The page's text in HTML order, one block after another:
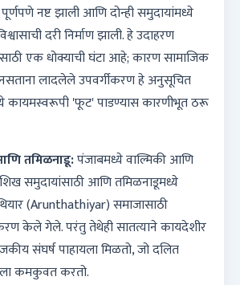
नष्ट झाली आणि दोन्ही समुदायांमध्ये
दरी निर्माण झाली. हे उदाहरण
एक धोक्याची घंटा आहे; कारण सामाजिक
लादलेले उपवर्गीकरण हे अनुसूचित
कायमस्वरूपी 'फूट' पाडण्यास कारणीभूत ठरू
तमिळनाडू:पंजाबमध्ये वाल्मिकी आणि
समुदायांसाठी आणि तमिळनाडूमध्ये
(Arunthathiyar) समाजासाठी
केले गेले. परंतु तेथेही सातत्याने कायदेशीर
संघर्ष पाहायला मिळतो, जो दलित
कमकुवत करतो.